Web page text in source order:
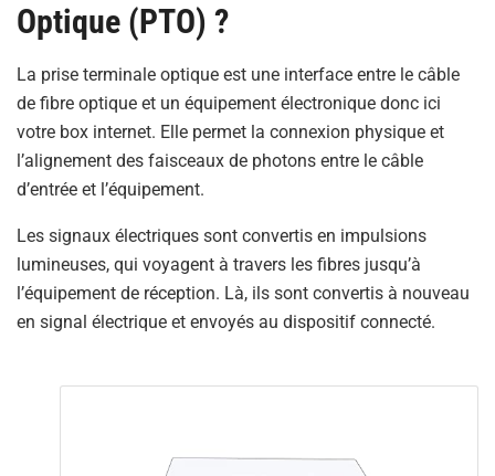
Optique (PTO) ?
La prise terminale optique est une interface entre le câble
de fibre optique et un équipement électronique donc ici
votre box internet. Elle permet la connexion physique et
l’alignement des faisceaux de photons entre le câble
d’entrée et l’équipement.
Les signaux électriques sont convertis en impulsions
lumineuses, qui voyagent à travers les fibres jusqu’à
l’équipement de réception. Là, ils sont convertis à nouveau
en signal électrique et envoyés au dispositif connecté.